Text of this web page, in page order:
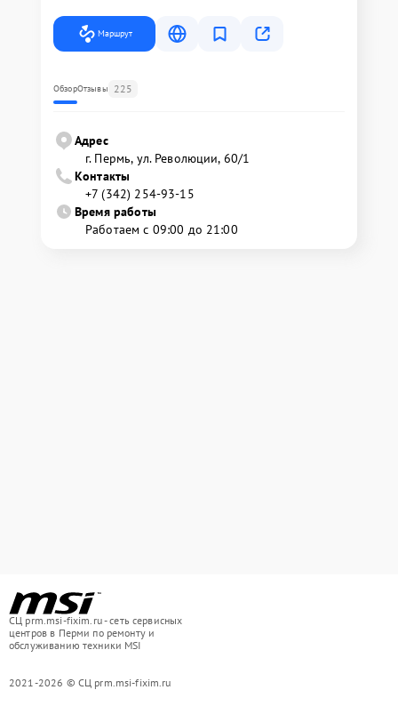
Маршрут
ОбзорОтзывы 225
Адрес
г. Пермь, ул. ​Революции, 60/1
Контакты
+7 (342) 254-93-15
Время работы
Работаем с 09:00 до 21:00
СЦ prm.msi-fixim.ru - сеть сервисных
центров в Перми по ремонту и
обслуживанию техники MSI
2021-2026 © СЦ prm.msi-fixim.ru